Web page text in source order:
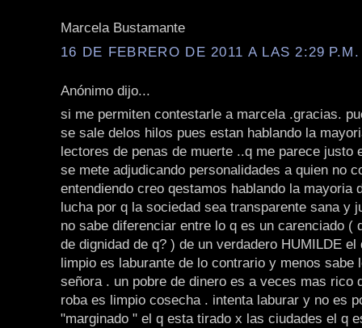
Marcela Bustamante
16 DE FEBRERO DE 2011 A LAS 2:29 P.M.
Anónimo dijo...
si me permiten contestarle a marcela .gracias.
se sale delos hilos pues estan hablando la
lectores de penas de muerte ..q me parece justo
se mete adjudicando personalidades a quien no
entendiendo creo qestamos hablando la mayoria
lucha por q la sociedad sea transparente sana y
no sabe diferenciar entre lo q es un carenciado (
de dignidad de q? ) de un verdadero HUMILDE el
limpio es laburante de lo contrario y menos sabe
señora . un pobre de dinero es a veces mas rico
roba es limpio cosecha . intenta laburar y no es
"marginado " el q esta tirado x las ciudades el q